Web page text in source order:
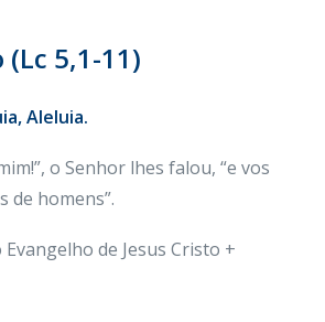
5,1-11)
Aleluia.
o Senhor lhes falou, “e vos
de homens”.
de Jesus Cristo +